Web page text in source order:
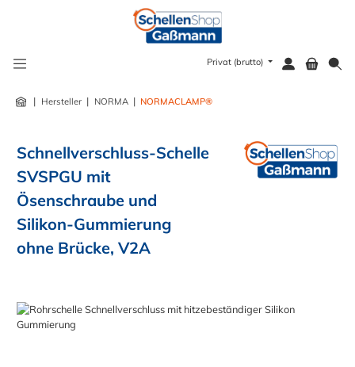
Privat (brutto)
| Hersteller | NORMA | NORMACLAMP®
Schnellverschluss-Schelle
SVSPGU mit
Ösenschraube und
Silikon-Gummierung
ohne Brücke, V2A
Bildergalerie überspringen